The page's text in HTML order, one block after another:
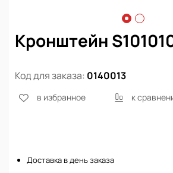
Кронштейн
Код для заказа: 0140013
в избранное к
Доставка в день заказа